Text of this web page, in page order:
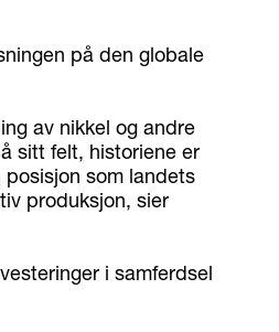
på den globale
av nikkel og andre
sitt felt, historiene er
som landets
produksjon, sier
i samferdsel